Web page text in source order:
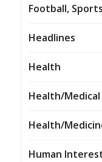
Football, Sports
Headlines
Health
Health/Medical
Health/
Human